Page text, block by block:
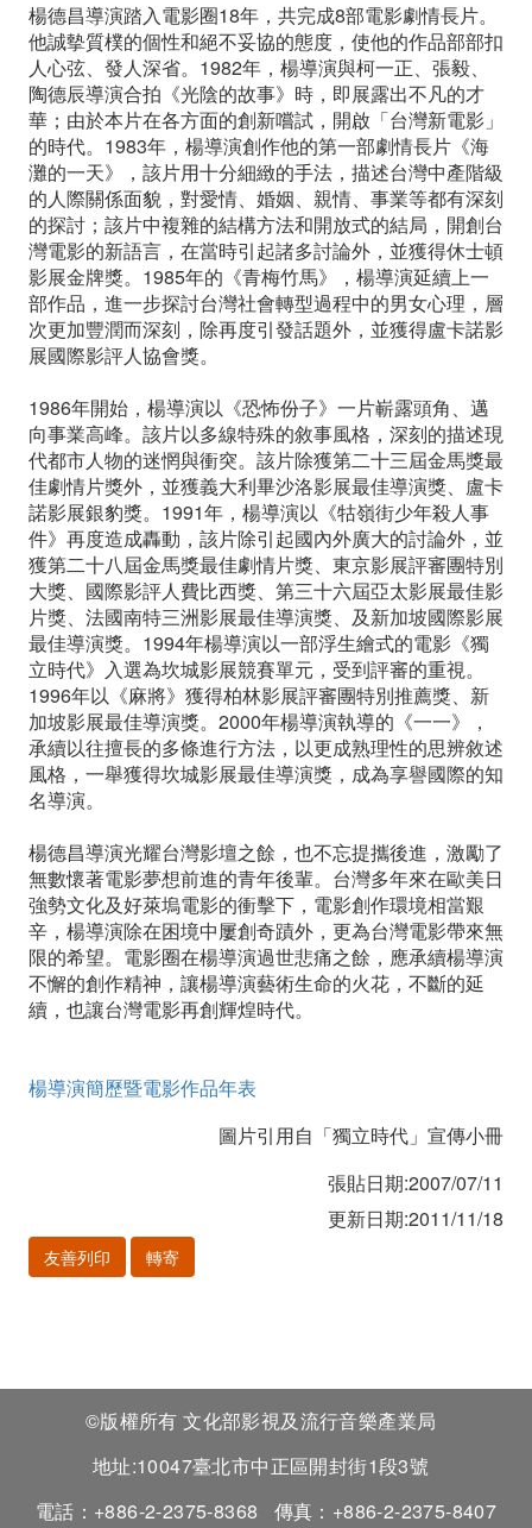
楊德昌導演踏入電影圈18年，共完成8部電影劇情長片。
他誠摰質樸的個性和絕不妥協的態度，使他的作品部部扣
人心弦、發人深省。1982年，楊導演與柯一正、張毅、
陶德辰導演合拍《光陰的故事》時，即展露出不凡的才
華；由於本片在各方面的創新嚐試，開啟「台灣新電影」
的時代。1983年，楊導演創作他的第一部劇情長片《海
灘的一天》，該片用十分細緻的手法，描述台灣中產階級
的人際關係面貌，對愛情、婚姻、親情、事業等都有深刻
的探討；該片中複雜的結構方法和開放式的結局，開創台
灣電影的新語言，在當時引起諸多討論外，並獲得休士頓
影展金牌獎。1985年的《青梅竹馬》，楊導演延續上一
部作品，進一步探討台灣社會轉型過程中的男女心理，層
次更加豐潤而深刻，除再度引發話題外，並獲得盧卡諾影
展國際影評人協會獎。
1986年開始，楊導演以《恐怖份子》一片嶄露頭角、邁
向事業高峰。該片以多線特殊的敘事風格，深刻的描述現
代都市人物的迷惘與衝突。該片除獲第二十三屆金馬獎最
佳劇情片獎外，並獲義大利畢沙洛影展最佳導演獎、盧卡
諾影展銀豹獎。1991年，楊導演以《牯嶺街少年殺人事
件》再度造成轟動，該片除引起國內外廣大的討論外，並
獲第二十八屆金馬獎最佳劇情片獎、東京影展評審團特別
大獎、國際影評人費比西獎、第三十六屆亞太影展最佳影
片獎、法國南特三洲影展最佳導演獎、及新加坡國際影展
最佳導演獎。1994年楊導演以一部浮生繪式的電影《獨
立時代》入選為坎城影展競賽單元，受到評審的重視。
1996年以《麻將》獲得柏林影展評審團特別推薦獎、新
加坡影展最佳導演獎。2000年楊導演執導的《一一》，
承續以往擅長的多條進行方法，以更成熟理性的思辨敘述
風格，一舉獲得坎城影展最佳導演獎，成為享譽國際的知
名導演。
楊德昌導演光耀台灣影壇之餘，也不忘提攜後進，激勵了
無數懷著電影夢想前進的青年後輩。台灣多年來在歐美日
強勢文化及好萊塢電影的衝擊下，電影創作環境相當艱
辛，楊導演除在困境中屢創奇蹟外，更為台灣電影帶來無
限的希望。電影圈在楊導演過世悲痛之餘，應承續楊導演
不懈的創作精神，讓楊導演藝術生命的火花，不斷的延
續，也讓台灣電影再創輝煌時代。
楊導演簡歷暨電影作品年表
圖片引用自「獨立時代」宣傳小冊
張貼日期:2007/07/11
更新日期:2011/11/18
友善列印 轉寄
©版權所有 文化部影視及流行音樂產業局
地址:10047臺北市中正區開封街1段3號
電話：+886-2-2375-8368
傳真：+886-2-2375-8407